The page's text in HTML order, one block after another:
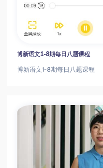
博新语文1-8期每日八题课程
博新语文1-8期每日八题课程